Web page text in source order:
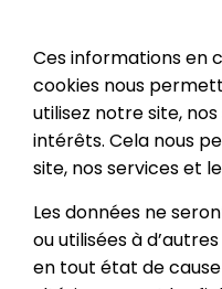
Ces informations en
cookies nous
utilisez notre site,
intérêts. Cela nous
site, nos services et
Les données ne
ou utilisées à
en tout état de